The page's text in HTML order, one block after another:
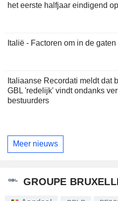
het eerste halfjaar eindigend
Italië - Factoren om in de
Italiaanse Recordati meldt dat
GBL 'redelijk' vindt ondanks
bestuurders
Meer nieuws
GROUPE